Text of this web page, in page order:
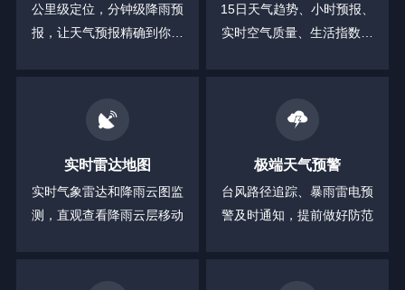
公里级定位，分钟级降雨预
报，让天气预报精确到你身
15日天气趋势、小时预报、
实时空气质量、生活指数等
实时雷达地图
实时气象雷达和降雨云图监
测，直观查看降雨云层移动
极端天气预警
台风路径追踪、暴雨雷电预
警及时通知，提前做好防范